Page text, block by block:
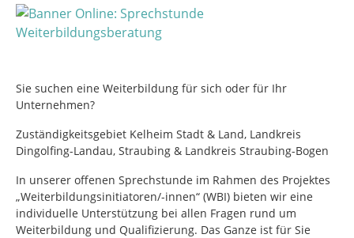
Sie suchen eine Weiterbildung für sich oder für Ihr
Unternehmen?
Zuständigkeitsgebiet Kelheim Stadt & Land, Landkreis
Dingolfing-Landau, Straubing & Landkreis Straubing-Bogen
In unserer offenen Sprechstunde im Rahmen des Projektes
„Weiterbildungsinitiatoren/-innen“ (WBI) bieten wir eine
individuelle Unterstützung bei allen Fragen rund um
Weiterbildung und Qualifizierung. Das Ganze ist für Sie